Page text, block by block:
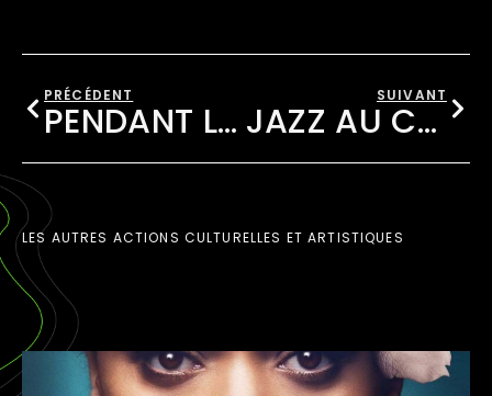
PRÉCÉDENT
PENDANT LE FESTIVAL
SUIVANT
JAZZ AU COLLÈGE
LES AUTRES ACTIONS CULTURELLES ET ARTISTIQUES